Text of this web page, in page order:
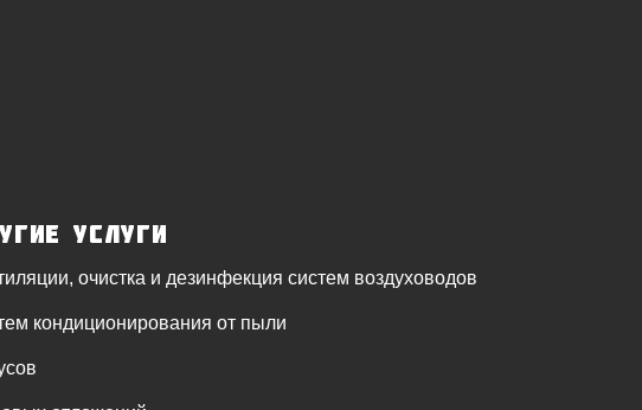
услуги
очистка и дезинфекция систем воздуховодов
кондиционирования от пыли